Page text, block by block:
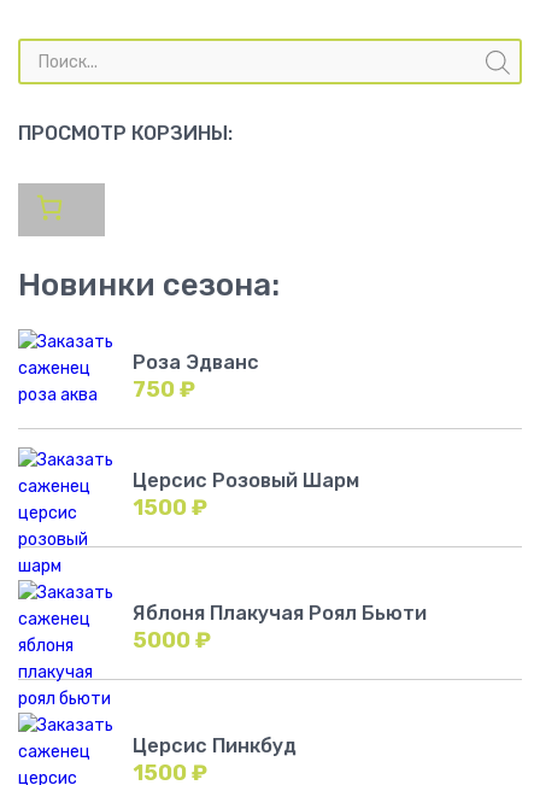
Поиск
товаров
ПРОСМОТР КОРЗИНЫ:
Новинки сезона:
Роза Эдванс
750₽
Церсис Розовый Шарм
1500₽
Яблоня Плакучая Роял Бьюти
5000₽
Церсис Пинкбуд
1500₽